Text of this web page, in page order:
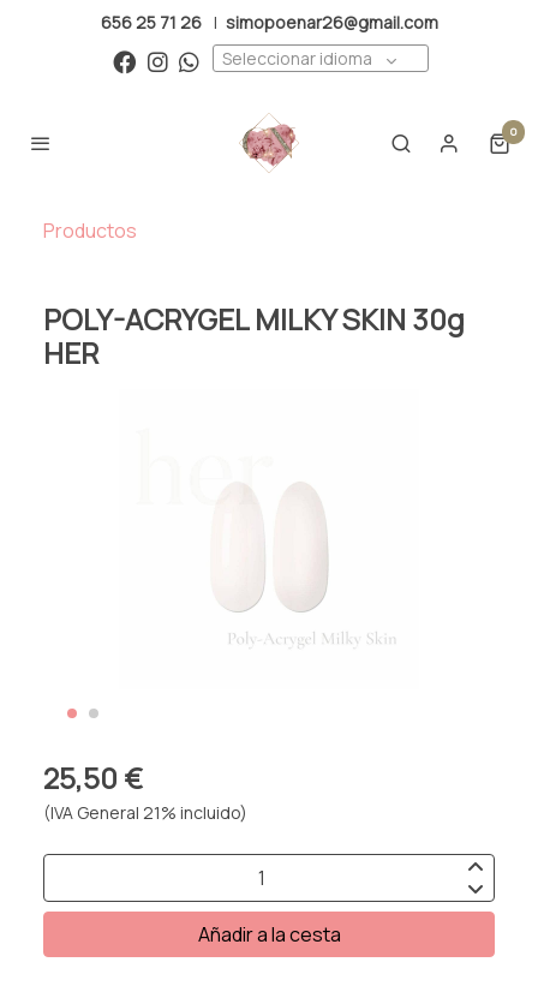
656 25 71 26 | simopoenar26@gmail.com
Seleccionar idioma
0
Productos
POLY-ACRYGEL MILKY SKIN 30g
HER
25,50 €
(IVA General 21% incluido)
Añadir a la cesta